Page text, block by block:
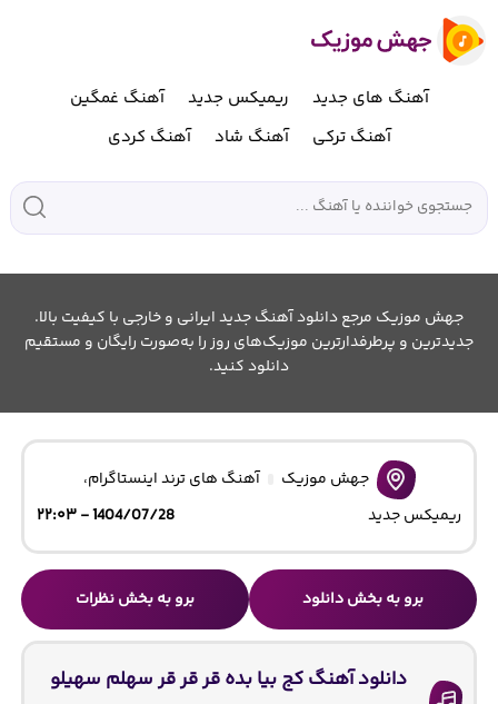
آهنگ های جدید ریمیکس جدید
آهنگ غمگین
آهنگ ترکی
آهنگ شاد آهنگ کردی
جهش موزیک مرجع دانلود آهنگ جدید ایرانی و خارجی با کیفیت بالا.
جدیدترین و پرطرفدارترین موزیک‌های روز را به‌صورت رایگان و مستقیم
دانلود کنید.
جهش موزیک آهنگ های ترند اینستاگرام،
ریمیکس جدید
1404/07/28 - ۲۲:۰۳
برو به بخش دانلود برو به بخش نظرات
دانلود آهنگ کج بیا بده قر قر قر سهلم سهیلو